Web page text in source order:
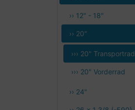
›› 12" - 18"
›› 20"
››› 20" Transportrad
››› 20" Vorderrad
›› 24"